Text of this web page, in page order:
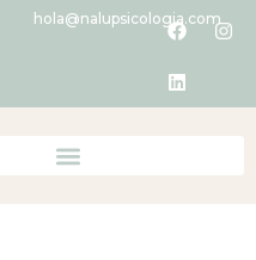
hola@nalupsicologia.com